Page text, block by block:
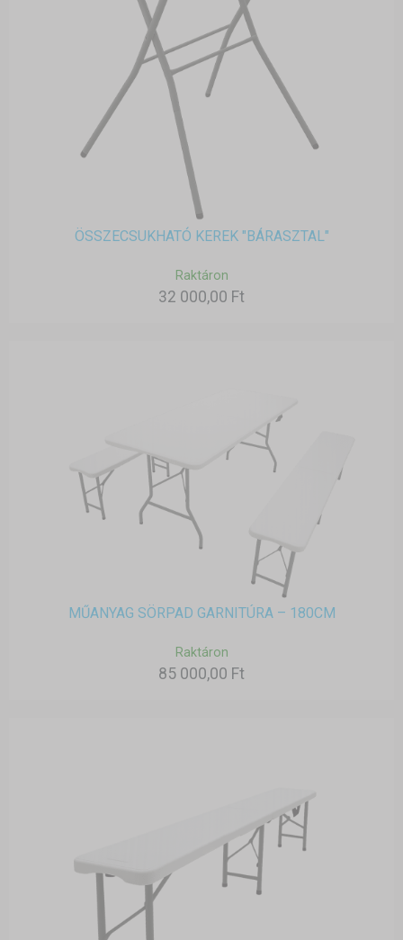
ÖSSZECSUKHATÓ KEREK "BÁRASZTAL"
Raktáron
32 000,00 Ft
MŰANYAG SÖRPAD GARNITÚRA – 180CM
Raktáron
85 000,00 Ft